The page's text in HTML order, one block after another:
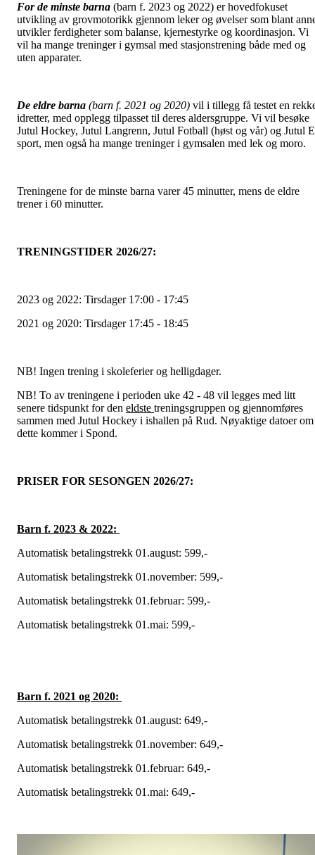
For de minste barna (barn f. 2023 og 2022) er hovedfokuset
utvikling av grovmotorikk gjennom leker og øvelser som blant
utvikler ferdigheter som balanse, kjernestyrke og koordinasjon. Vi
vil ha mange treninger i gymsal med stasjonstrening både med og
uten apparater.
De eldre barna (barn f. 2021 og 2020) vil i tillegg få testet en
idretter, med opplegg tilpasset til deres aldersgruppe. Vi vil besøke
Jutul Hockey, Jutul Langrenn, Jutul Fotball (høst og vår) og Jutul
sport, men også ha mange treninger i gymsalen med lek og moro.
Treningene for de minste barna varer 45 minutter, mens de eldre
trener i 60 minutter.
TRENINGSTIDER 2026/27:
2023 og 2022: Tirsdager 17:00 - 17:45
2021 og 2020: Tirsdager 17:45 - 18:45
NB! Ingen trening i skoleferier og helligdager.
NB! To av treningene i perioden uke 42 - 48 vil legges med litt
senere tidspunkt for den eldste treningsgruppen og gjennomføres
sammen med Jutul Hockey i ishallen på Rud. Nøyaktige datoer om
dette kommer i Spond.
PRISER FOR SESONGEN 2026/27:
Barn f. 2023 & 2022:
Automatisk betalingstrekk 01.august: 599,-
Automatisk betalingstrekk 01.november: 599,-
Automatisk betalingstrekk 01.februar: 599,-
Automatisk betalingstrekk 01.mai: 599,-
Barn f. 2021 og 2020:
Automatisk betalingstrekk 01.august: 649,-
Automatisk betalingstrekk 01.november: 649,-
Automatisk betalingstrekk 01.februar: 649,-
Automatisk betalingstrekk 01.mai: 649,-